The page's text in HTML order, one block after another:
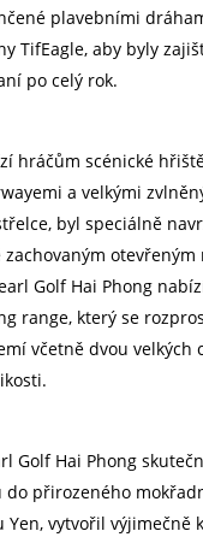
plavebními
TifEagle, aby byly
po celý rok.
hráčům scénické
a velkými
byl speciálně
otevřeným
Golf Hai Phong
range, který se
včetně dvou velkých
Golf Hai Phong
do přirozeného
Yen, vytvořil výjimečně